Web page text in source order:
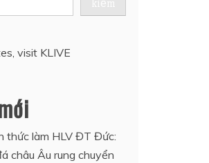
kiếm
visit KLIVE
thức làm HLV ĐT Đức:
châu Âu rung chuyển